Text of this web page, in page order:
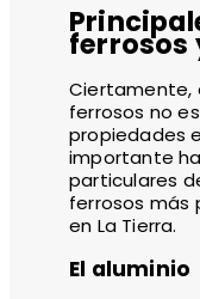
ferrosos
Ciertamente,
ferrosos no
propiedades
importante
particulares
ferrosos más
en La Tierra.
El aluminio